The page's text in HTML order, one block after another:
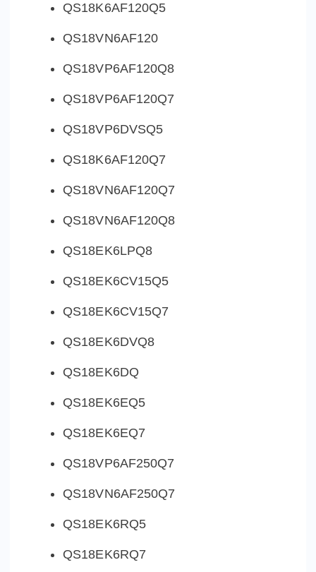
QS18K6AF120Q5
QS18VN6AF120
QS18VP6AF120Q8
QS18VP6AF120Q7
QS18VP6DVSQ5
QS18K6AF120Q7
QS18VN6AF120Q7
QS18VN6AF120Q8
QS18EK6LPQ8
QS18EK6CV15Q5
QS18EK6CV15Q7
QS18EK6DVQ8
QS18EK6DQ
QS18EK6EQ5
QS18EK6EQ7
QS18VP6AF250Q7
QS18VN6AF250Q7
QS18EK6RQ5
QS18EK6RQ7